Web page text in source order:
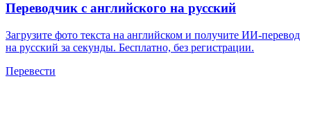
Переводчик с английского на русский
Загрузите фото текста на английском и получите ИИ-перевод
на русский за секунды. Бесплатно, без регистрации.
Перевести